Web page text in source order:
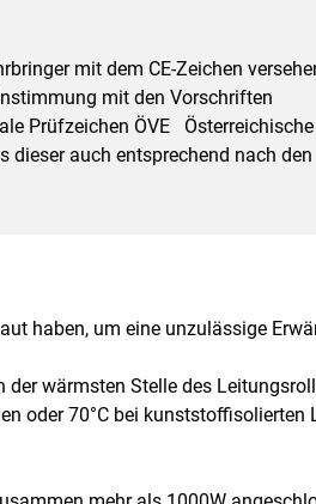
mit dem CE-Zeichen
mit den Vorschriften
Prüfzeichen ÖVE Österreichische
auch entsprechend nach den
haben, um eine unzulässige
wärmsten Stelle des
oder 70°C bei kunststoffisolierten